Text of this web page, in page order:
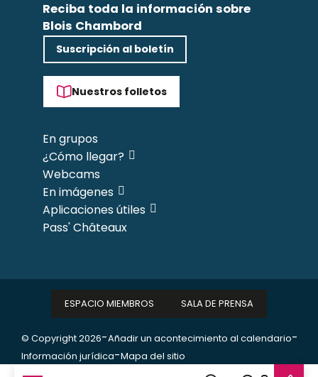
Reciba toda la información sobre
Blois Chambord
Suscripción al boletín
Nuestros folletos
En grupos
¿Cómo llegar?
Webcams
En imágenes
Aplicaciones útiles
Pass' Châteaux
© Copyright 2026-Añadir un acontecimiento al calendario-
Información jurídica-Mapa del sitio
ESPACIO MIEMBROS SALA DE PRENSA